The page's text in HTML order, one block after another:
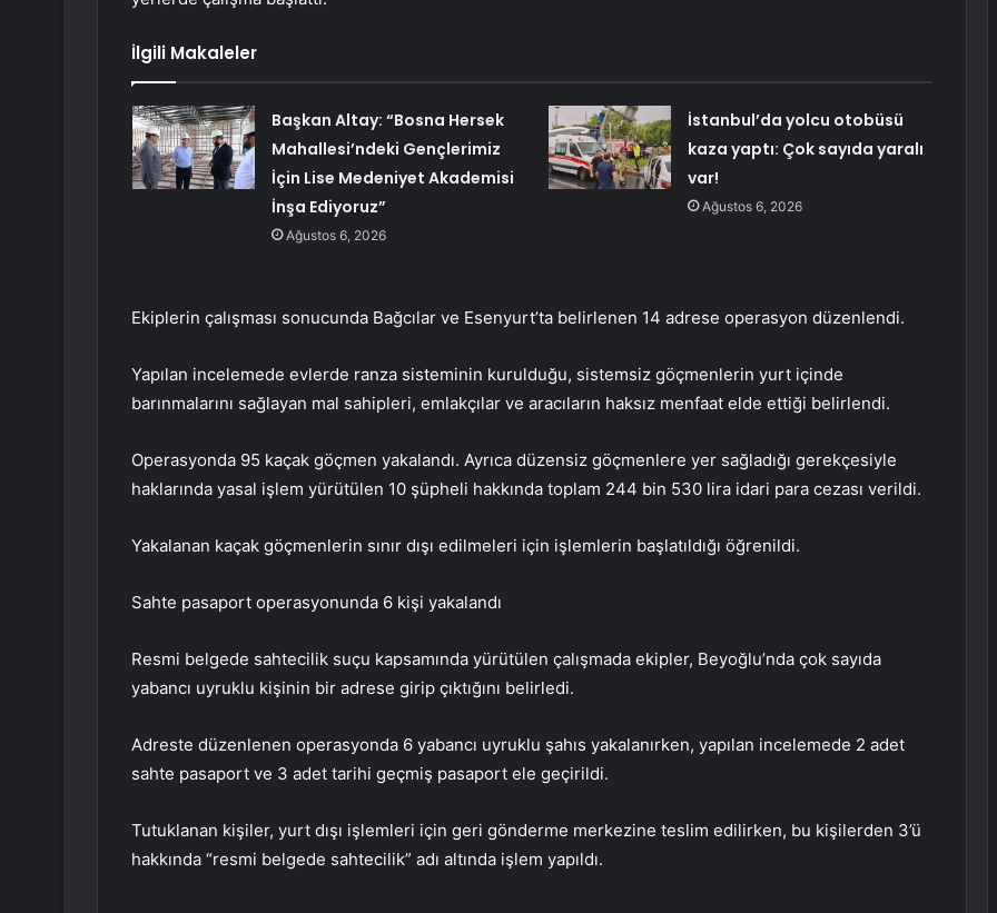
İlgili Makaleler
Başkan Altay: “Bosna Hersek
Mahallesi’ndeki Gençlerimiz
İçin Lise Medeniyet Akademisi
İnşa Ediyoruz”
Ağustos 6, 2026
İstanbul’da yolcu otobüsü
kaza yaptı: Çok sayıda yaralı
var!
Ağustos 6, 2026
Ekiplerin çalışması sonucunda Bağcılar ve Esenyurt’ta belirlenen 14 adrese operasyon düzenlendi.
Yapılan incelemede evlerde ranza sisteminin kurulduğu, sistemsiz göçmenlerin yurt içinde
barınmalarını sağlayan mal sahipleri, emlakçılar ve aracıların haksız menfaat elde ettiği belirlendi.
Operasyonda 95 kaçak göçmen yakalandı. Ayrıca düzensiz göçmenlere yer sağladığı gerekçesiyle
haklarında yasal işlem yürütülen 10 şüpheli hakkında toplam 244 bin 530 lira idari para cezası verildi.
Yakalanan kaçak göçmenlerin sınır dışı edilmeleri için işlemlerin başlatıldığı öğrenildi.
Sahte pasaport operasyonunda 6 kişi yakalandı
Resmi belgede sahtecilik suçu kapsamında yürütülen çalışmada ekipler, Beyoğlu’nda çok sayıda
yabancı uyruklu kişinin bir adrese girip çıktığını belirledi.
Adreste düzenlenen operasyonda 6 yabancı uyruklu şahıs yakalanırken, yapılan incelemede 2 adet
sahte pasaport ve 3 adet tarihi geçmiş pasaport ele geçirildi.
Tutuklanan kişiler, yurt dışı işlemleri için geri gönderme merkezine teslim edilirken, bu kişilerden 3’ü
hakkında “resmi belgede sahtecilik” adı altında işlem yapıldı.